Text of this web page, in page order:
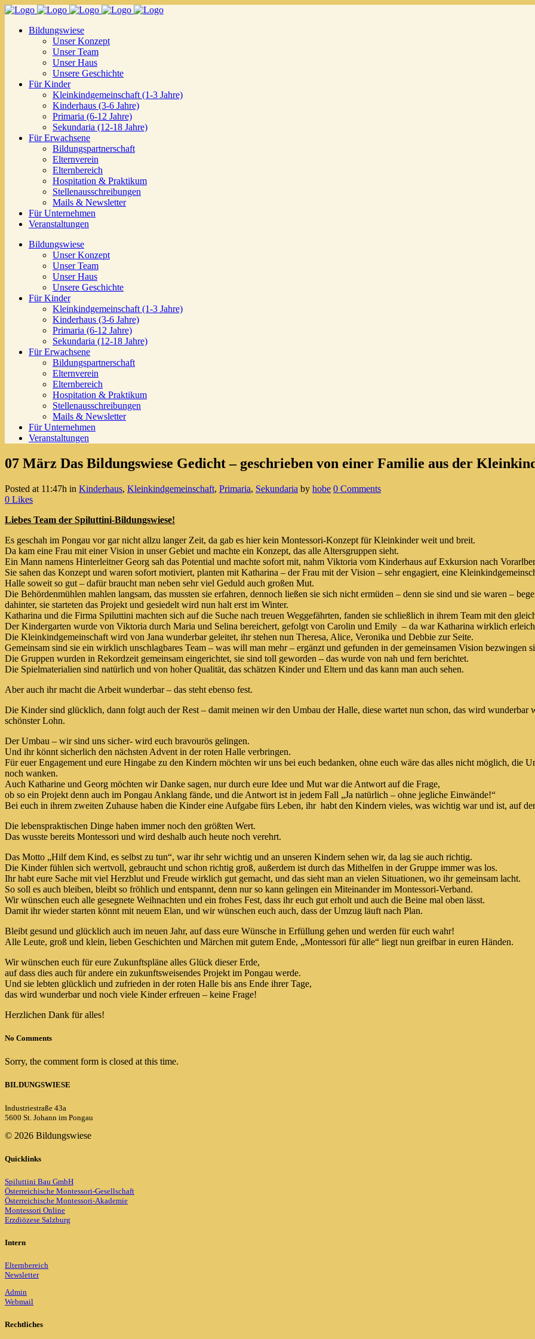
Bildungswiese
Unser Konzept
Unser Team
Unser Haus
Unsere Geschichte
Für Kinder
Kleinkindgemeinschaft (1-3 Jahre)
Kinderhaus (3-6 Jahre)
Primaria (6-12 Jahre)
Sekundaria (12-18 Jahre)
Für Erwachsene
Bildungspartnerschaft
Elternverein
Elternbereich
Hospitation & Praktikum
Stellenausschreibungen
Mails & Newsletter
Für Unternehmen
Veranstaltungen
Bildungswiese
Unser Konzept
Unser Team
Unser Haus
Unsere Geschichte
Für Kinder
Kleinkindgemeinschaft (1-3 Jahre)
Kinderhaus (3-6 Jahre)
Primaria (6-12 Jahre)
Sekundaria (12-18 Jahre)
Für Erwachsene
Bildungspartnerschaft
Elternverein
Elternbereich
Hospitation & Praktikum
Stellenausschreibungen
Mails & Newsletter
Für Unternehmen
Veranstaltungen
07 März Das Bildungswiese Gedicht – geschrieben von einer Familie aus der
Posted at 11:47h in Kinderhaus, Kleinkindgemeinschaft, Primaria, Sekundaria by hobe 0 Comments
0 Likes
Liebes Team der Spiluttini-Bildungswiese!
Es geschah im Pongau vor gar nicht allzu langer Zeit, da gab es hier kein Montessori-Konzept für Kleinkinder weit und breit.
Da kam eine Frau mit einer Vision in unser Gebiet und machte ein Konzept, das alle Altersgruppen sieht.
Ein Mann namens Hinterleitner Georg sah das Potential und machte sofort mit, nahm Viktoria vom Kinderhaus auf Exkursion nach
Sie sahen das Konzept und waren sofort motiviert, planten mit Katharina – der Frau mit der Vision – sehr engagiert, eine
Halle soweit so gut – dafür braucht man neben sehr viel Geduld auch großen Mut.
Die Behördenmühlen mahlen langsam, das mussten sie erfahren, dennoch ließen sie sich nicht ermüden – denn sie sind und sie waren –
dahinter, sie starteten das Projekt und gesiedelt wird nun halt erst im Winter.
Katharina und die Firma Spiluttini machten sich auf die Suche nach treuen Weggefährten, fanden sie schließlich in ihrem Team mit den
Der Kindergarten wurde von Viktoria durch Maria und Selina bereichert, gefolgt von Carolin und Emily – da war Katharina wirklich
Die Kleinkindgemeinschaft wird von Jana wunderbar geleitet, ihr stehen nun Theresa, Alice, Veronika und Debbie zur Seite.
Gemeinsam sind sie ein wirklich unschlagbares Team – was will man mehr – ergänzt und gefunden in der gemeinsamen Vision bezwingen
Die Gruppen wurden in Rekordzeit gemeinsam eingerichtet, sie sind toll geworden – das wurde von nah und fern berichtet.
Die Spielmaterialien sind natürlich und von hoher Qualität, das schätzen Kinder und Eltern und das kann man auch sehen.
Aber auch ihr macht die Arbeit wunderbar – das steht ebenso fest.
Die Kinder sind glücklich, dann folgt auch der Rest – damit meinen wir den Umbau der Halle, diese wartet nun schon, das wird wunderbar
schönster Lohn.
Der Umbau – wir sind uns sicher- wird euch bravourös gelingen.
Und ihr könnt sicherlich den nächsten Advent in der roten Halle verbringen.
Für euer Engagement und eure Hingabe zu den Kindern möchten wir uns bei euch bedanken, ohne euch wäre das alles nicht möglich, die
noch wanken.
Auch Katharine und Georg möchten wir Danke sagen, nur durch eure Idee und Mut war die Antwort auf die Frage,
ob so ein Projekt denn auch im Pongau Anklang fände, und die Antwort ist in jedem Fall „Ja natürlich – ohne jegliche Einwände!“
Bei euch in ihrem zweiten Zuhause haben die Kinder eine Aufgabe fürs Leben, ihr habt den Kindern vieles, was wichtig war und ist, auf
Die lebenspraktischen Dinge haben immer noch den größten Wert.
Das wusste bereits Montessori und wird deshalb auch heute noch verehrt.
Das Motto „Hilf dem Kind, es selbst zu tun“, war ihr sehr wichtig und an unseren Kindern sehen wir, da lag sie auch richtig.
Die Kinder fühlen sich wertvoll, gebraucht und schon richtig groß, außerdem ist durch das Mithelfen in der Gruppe immer was los.
Ihr habt eure Sache mit viel Herzblut und Freude wirklich gut gemacht, und das sieht man an vielen Situationen, wo ihr gemeinsam lacht.
So soll es auch bleiben, bleibt so fröhlich und entspannt, denn nur so kann gelingen ein Miteinander im Montessori-Verband.
Wir wünschen euch alle gesegnete Weihnachten und ein frohes Fest, dass ihr euch gut erholt und auch die Beine mal oben lässt.
Damit ihr wieder starten könnt mit neuem Elan, und wir wünschen euch auch, dass der Umzug läuft nach Plan.
Bleibt gesund und glücklich auch im neuen Jahr, auf dass eure Wünsche in Erfüllung gehen und werden für euch wahr!
Alle Leute, groß und klein, lieben Geschichten und Märchen mit gutem Ende, „Montessori für alle“ liegt nun greifbar in euren Händen.
Wir wünschen euch für eure Zukunftspläne alles Glück dieser Erde,
auf dass dies auch für andere ein zukunftsweisendes Projekt im Pongau werde.
Und sie lebten glücklich und zufrieden in der roten Halle bis ans Ende ihrer Tage,
das wird wunderbar und noch viele Kinder erfreuen – keine Frage!
Herzlichen Dank für alles!
No Comments
Sorry, the comment form is closed at this time.
BILDUNGSWIESE
Industriestraße 43a
5600 St. Johann im Pongau
© 2026 Bildungswiese
Quicklinks
Spiluttini Bau GmbH
Österreichische Montessori-Gesellschaft
Österreichische Montessori-Akademie
Montessori Online
Erzdiözese Salzburg
Intern
Elternbereich
Newsletter
Admin
Webmail
Rechtliches